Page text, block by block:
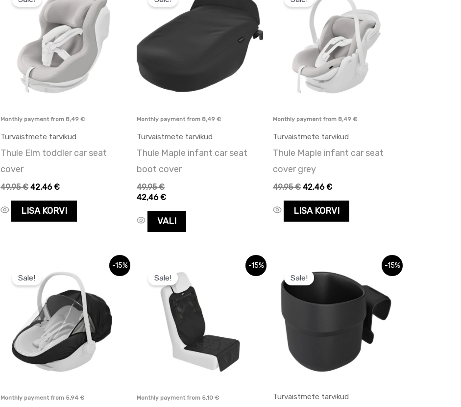
Monthly payment from 8,49 €
Turvaistmete tarvikud
Thule Elm toddler car seat
cover
49,95€
on:
49,95 €.
42,46€
LISA KORVI
Monthly payment from 8,49 €
Turvaistmete tarvikud
Thule Maple infant car seat
boot cover
49,95€
42,46€
VALI
tootel
tootelehel.
Monthly payment from 8,49 €
Turvaistmete tarvikud
Thule Maple infant car seat
cover grey
49,95€
on:
49,95 €.
42,46€
LISA KORVI
-15%
Monthly payment from 5,94 €
Sale!
hind
on:
34,95 €.
-15%
Monthly payment from 5,10 €
Sale!
59,95 €.
hind
on:
59,95 €.
-15%
Sale!
Turvaistmete tarvikud
oli:
29,95 €.
hind
on: